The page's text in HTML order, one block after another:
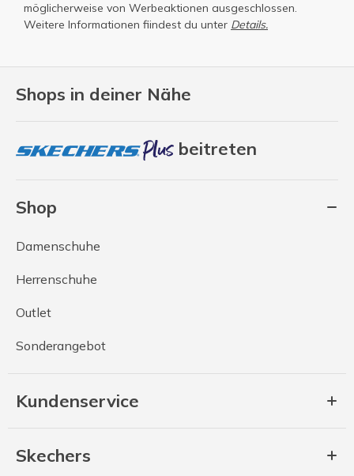
Shops in deiner Nähe
beitreten
Shop
Damenschuhe
Herrenschuhe
Outlet
Sonderangebot
Kundenservice
Skechers
möglicherweise von Werbeaktionen ausgeschlossen.
Weitere Informationen fiindest du unter Details.